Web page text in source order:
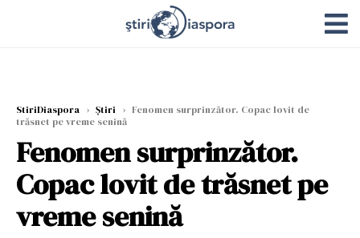
StiriDiaspora › Știri › Fenomen surprinzător. Copac lovit de
trăsnet pe vreme senină
Fenomen surprinzător.
Copac lovit de trăsnet pe
vreme senină